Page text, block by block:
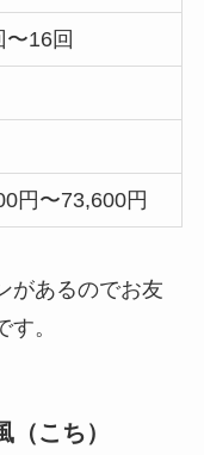
〜16回
円〜73,600円
があるのでお友
。
こち）